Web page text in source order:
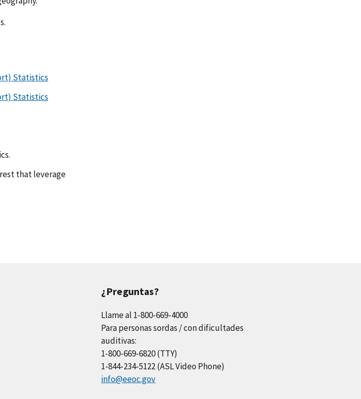
Statistics
Statistics
that leverage
¿Preguntas?
Llame al 1-800-669-4000
Para personas sordas / con dificultades
auditivas:
1-800-669-6820 (TTY)
1-844-234-5122 (ASL Video Phone)
info@eeoc.gov